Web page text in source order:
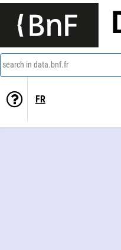
search in data.bnf.fr
FR